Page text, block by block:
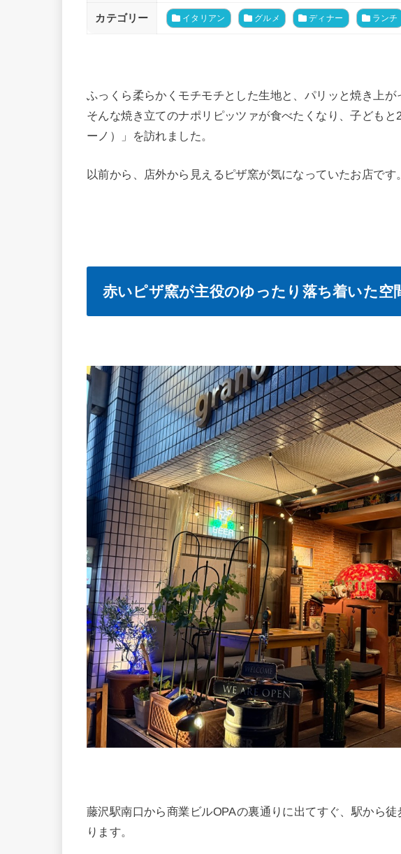
カテゴリー イタリアン グルメ ディナー ランチ
ふっくら柔らかくモチモチとした生地と、パリッと焼き上が
そんな焼き立てのナポリピッツァが食べたくなり、子ども
ーノ）」を訪れました。
以前から、店外から見えるピザ窯が気になっていたお店です。
赤いピザ窯が主役のゆったり落ち着いた空
藤沢駅南口から商業ビルOPAの裏通りに出てすぐ、駅から
ります。